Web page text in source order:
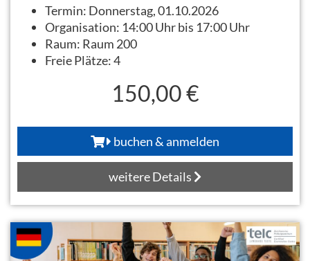
Termin: Donnerstag, 01.10.2026
Organisation: 14:00 Uhr bis 17:00 Uhr
Raum: Raum 200
Freie Plätze:4
150,00 €
buchen & anmelden
weitere Details